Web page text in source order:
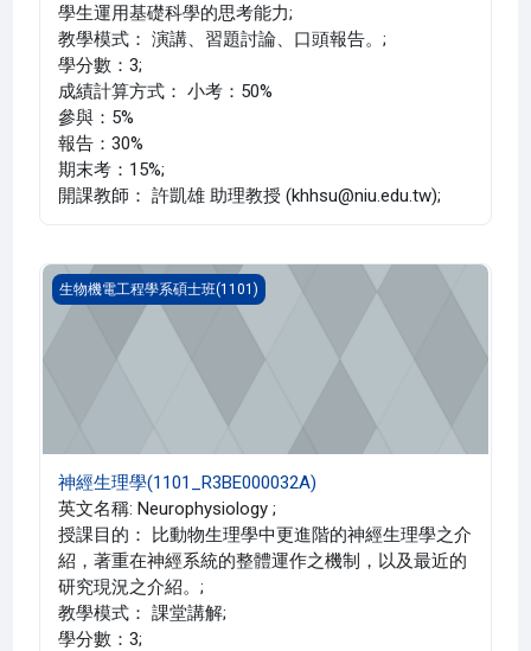
學生運用基礎科學的思考能力;
教學模式： 演講、習題討論、口頭報告。;
學分數：3;
成績計算方式： 小考：50%
參與：5%
報告：30%
期末考：15%;
開課教師： 許凱雄 助理教授 (khhsu@niu.edu.tw);
神經生理學(1101_R3BE000032A)
生物機電工程學系碩士班(1101)
神經生理學(1101_R3BE000032A)
英文名稱: Neurophysiology ;
授課目的： 比動物生理學中更進階的神經生理學之介
紹，著重在神經系統的整體運作之機制，以及最近的
研究現況之介紹。;
教學模式： 課堂講解;
學分數：3;